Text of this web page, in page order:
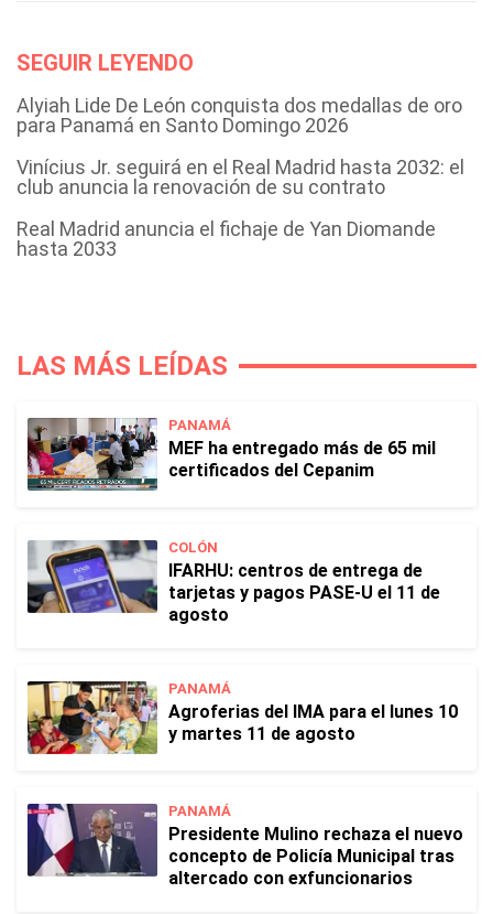
SEGUIR LEYENDO
Alyiah Lide De León conquista dos medallas de oro
para Panamá en Santo Domingo 2026
Vinícius Jr. seguirá en el Real Madrid hasta 2032: el
club anuncia la renovación de su contrato
Real Madrid anuncia el fichaje de Yan Diomande
hasta 2033
LAS MÁS LEÍDAS
PANAMÁ
MEF ha entregado más de 65 mil
certificados del Cepanim
COLÓN
IFARHU: centros de entrega de
tarjetas y pagos PASE-U el 11 de
agosto
PANAMÁ
Agroferias del IMA para el lunes 10
y martes 11 de agosto
PANAMÁ
Presidente Mulino rechaza el nuevo
concepto de Policía Municipal tras
altercado con exfuncionarios